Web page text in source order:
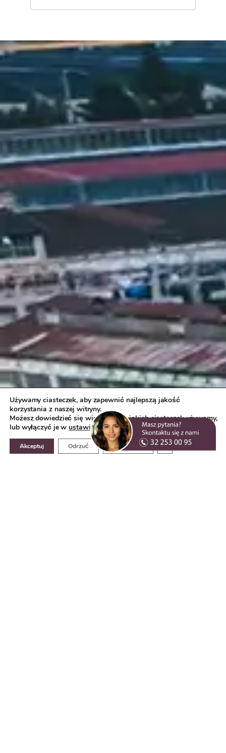
Używamy ciasteczek, aby zapewnić najlepszą jakość
korzystania z naszej witryny.
Możesz dowiedzieć się więcej o tym, jakich ciasteczek używamy,
lub wyłączyć je wustawieniach.
Akceptuj Odrzuć Ustawienia Zamknij panel